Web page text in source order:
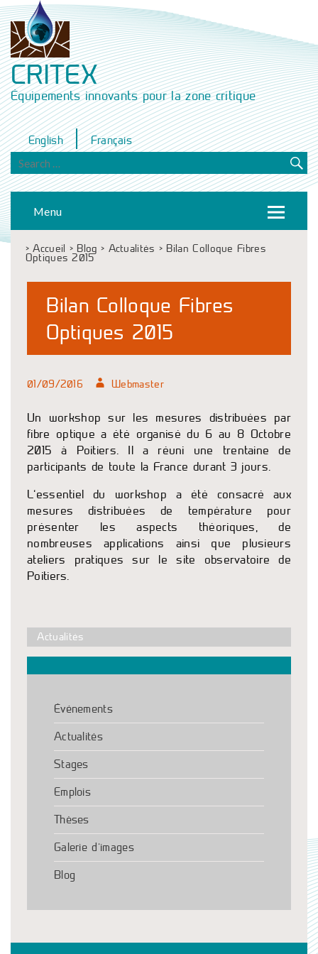
CRITEX
Équipements innovants pour la zone critique
English Français
Menu
>Accueil > Blog > Actualités > Bilan Colloque Fibres
Optiques 2015
Bilan Colloque Fibres
Optiques 2015
01/09/2016 Webmaster
Un workshop sur les mesures distribuées par
fibre optique a été organisé du 6 au 8 Octobre
2015 à Poitiers. Il a réuni une trentaine de
participants de toute la France durant 3 jours.
L’essentiel du workshop a été consacré aux
mesures distribuées de température pour
présenter les aspects théoriques, de
nombreuses applications ainsi que plusieurs
ateliers pratiques sur le site observatoire de
Poitiers.
Actualités
Événements
Actualités
Stages
Emplois
Thèses
Galerie d’images
Blog